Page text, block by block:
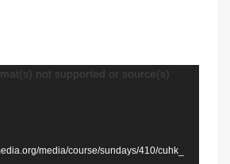
not supported or source(s)
media/course/sundays/410/cuhk_